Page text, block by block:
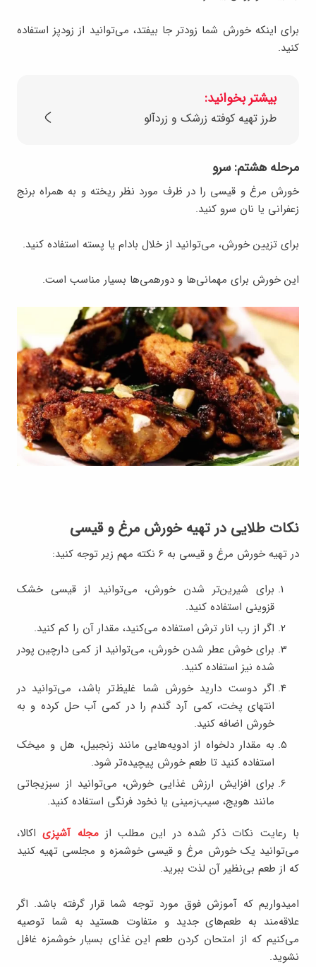
برای اینکه خورش شما زودتر جا بیفتد، می‌توانید از زودپز استفاده
کنید.
بیشتر بخوانید:
طرز تهیه کوفته زرشک و زردآلو
مرحله هشتم: سرو
خورش مرغ و قیسی را در ظرف مورد نظر ریخته و به همراه برنج
زعفرانی یا نان سرو کنید.
برای تزیین خورش، می‌توانید از خلال بادام یا پسته استفاده کنید.
این خورش برای مهمانی‌ها و دورهمی‌ها بسیار مناسب است.
نکات طلایی در تهیه خورش مرغ و قیسی
در تهیه خورش مرغ و قیسی به ۶ نکته مهم زیر توجه کنید:
برای شیرین‌تر شدن خورش، می‌توانید از قیسی خشک
قزوینی استفاده کنید.
اگر از رب انار ترش استفاده می‌کنید، مقدار آن را کم کنید.
برای خوش عطر شدن خورش، می‌توانید از کمی دارچین پودر
شده نیز استفاده کنید.
اگر دوست دارید خورش شما غلیظ‌تر باشد، می‌توانید در
انتهای پخت، کمی آرد گندم را در کمی آب حل کرده و به
خورش اضافه کنید.
به مقدار دلخواه از ادویه‌هایی مانند زنجبیل، هل و میخک
استفاده کنید تا طعم خورش پیچیده‌تر شود.
برای افزایش ارزش غذایی خورش، می‌توانید از سبزیجاتی
مانند هویج، سیب‌زمینی یا نخود فرنگی استفاده کنید.
با رعایت نکات ذکر شده در این مطلب ازمجله آشپزیاکالا،
می‌توانید یک خورش مرغ و قیسی خوشمزه و مجلسی تهیه کنید
که از طعم بی‌نظیر آن لذت ببرید.
امیدواریم که آموزش فوق مورد توجه شما قرار گرفته باشد. اگر
علاقه‌مند به طعم‌های جدید و متفاوت هستید به شما توصیه
می‌کنیم که از امتحان کردن طعم این غذای بسیار خوشمزه غافل
نشوید.